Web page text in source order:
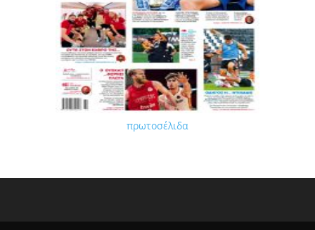
πρωτοσέλιδα